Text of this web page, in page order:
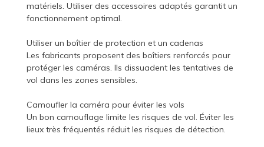
matériels. Utiliser des accessoires adaptés garantit un
fonctionnement optimal.
Utiliser un boîtier de protection et un cadenas
Les fabricants proposent des boîtiers renforcés pour
protéger les caméras. Ils dissuadent les tentatives de
vol dans les zones sensibles.
Camoufler la caméra pour éviter les vols
Un bon camouflage limite les risques de vol. Éviter les
lieux très fréquentés réduit les risques de détection.